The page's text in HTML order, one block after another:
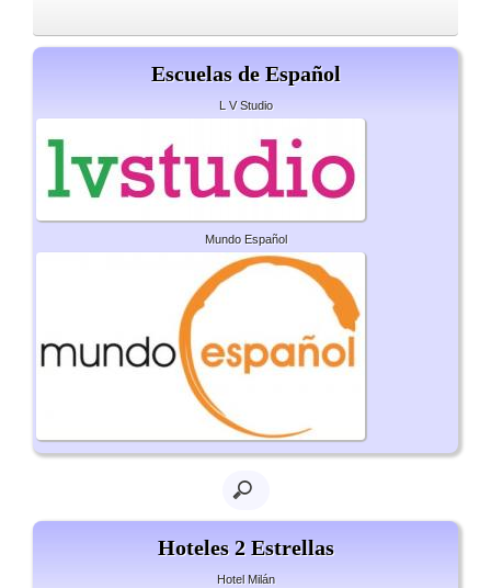
Escuelas de Español
L V Studio
Mundo Español
Hoteles 2 Estrellas
Hotel Milán